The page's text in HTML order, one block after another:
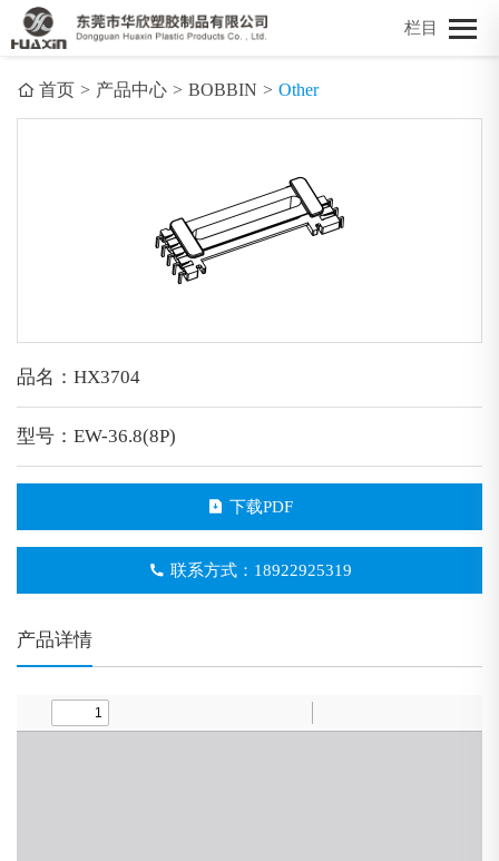
栏目
首页 > 产品中心 > BOBBIN > Other
品名：HX3704
型号：EW-36.8(8P)
下载PDF
联系方式：18922925319
产品详情